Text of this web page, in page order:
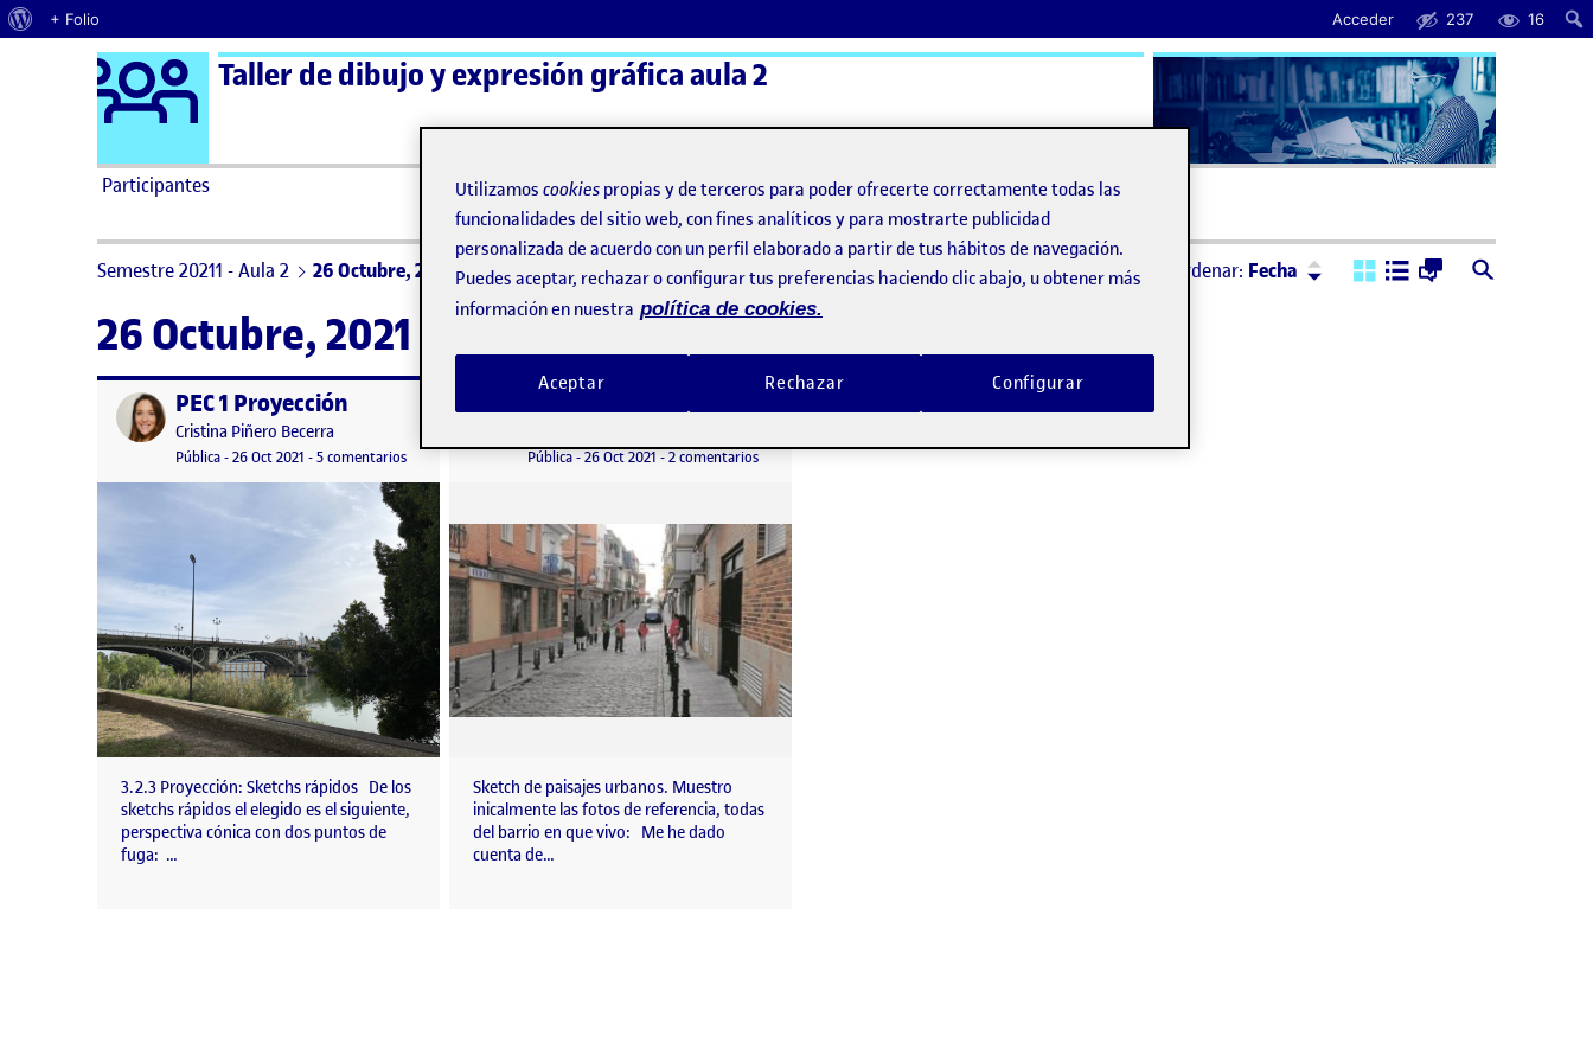
Acerca de WordPress
+ Folio Acceder 237 16
Saltar al contenido Logo Ágora
Taller de dibujo y expresión gráfica aula 2
Participantes ActiFolios Ayúda
Semestre 20211 - Aula 2 26 Octubre, 2021 Ordenar: Fecha Ordenar:Descendente
26 Octubre, 2021
Publicado porPEC 1 Proyección
Publicado por
Cristina Piñero Becerra
Visibilidad:
Pública-Fecha de publicación
26 Oct 2021 27 octubre, 2021 7:09 am
-5 comentariosen PEC 1 Proyección
3.2.3 Proyección: Sketchs rápidos De los
sketchs rápidos el elegido es el siguiente,
perspectiva cónica con dos puntos de
fuga: …
Ejercicios de proyección
Visibilidad:
Pública-Fecha de publicación
26 Oct 2021 -2 comentariosen Ejercicios de proyección
Sketch de paisajes urbanos. Muestro
inicalmente las fotos de referencia, todas
del barrio en que vivo: Me he dado
cuenta de…
Utilizamos cookies propias y de terceros para poder ofrecerte correctamente todas las
funcionalidades del sitio web, con fines analíticos y para mostrarte publicidad
personalizada de acuerdo con un perfil elaborado a partir de tus hábitos de navegación.
Puedes aceptar, rechazar o configurar tus preferencias haciendo clic abajo, u obtener más
información en nuestra política de cookies.
Rechazar
Aceptar Configurar